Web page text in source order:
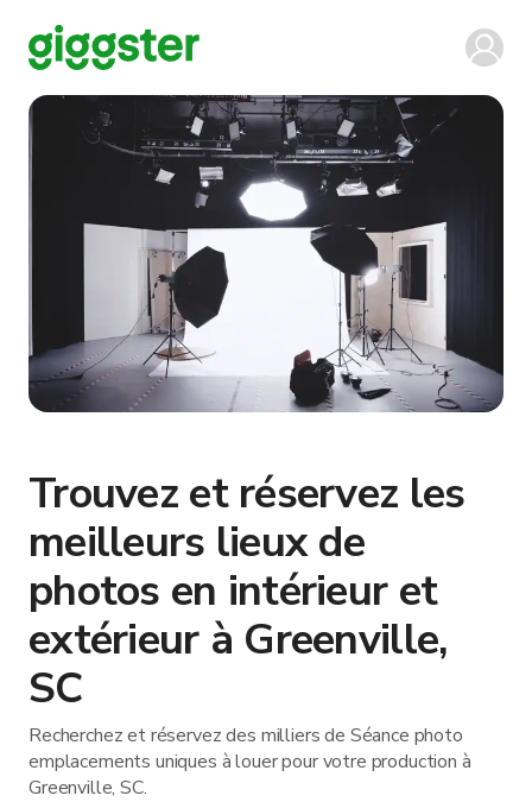
Trouvez et réservez les
meilleurs lieux de
photos en intérieur et
extérieur à Greenville,
SC
Recherchez et réservez des milliers de Séance photo
emplacements uniques à louer pour votre production à
Greenville, SC.